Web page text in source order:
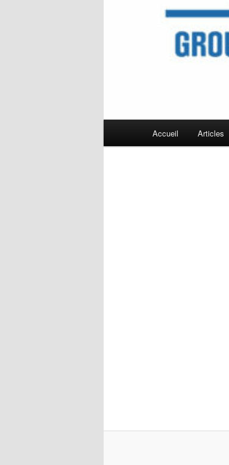
Accueil Articles